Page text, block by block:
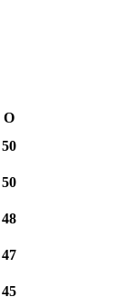
О
50
50
48
47
45